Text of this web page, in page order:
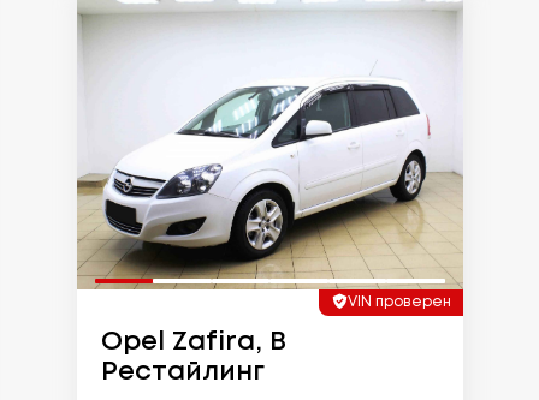
VIN проверен
Opel Zafira, B
Рестайлинг